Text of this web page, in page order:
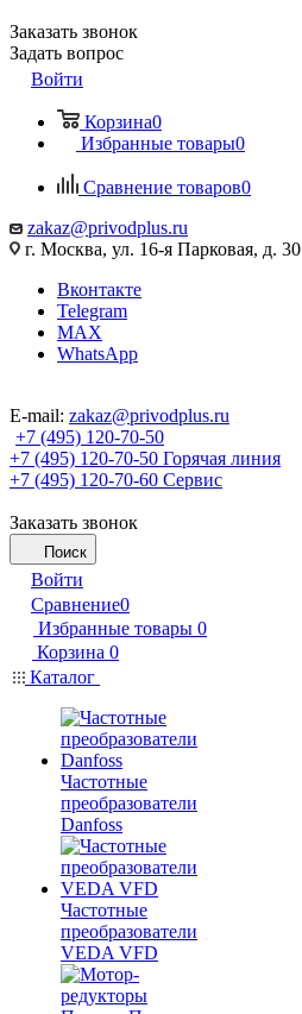
Заказать звонок
Задать вопрос
Войти
Корзина0
Избранные товары0
Сравнение товаров0
zakaz@privodplus.ru
г. Москва, ул. 16-я Парковая, д. 30
Вконтакте
Telegram
MAX
WhatsApp
E-mail: zakaz@privodplus.ru
+7 (495) 120-70-50
+7 (495) 120-70-50 Горячая линия
+7 (495) 120-70-60 Сервис
Заказать звонок
Поиск
Войти
Сравнение0
Избранные товары 0
Корзина 0
Каталог
Частотные
преобразователи
Danfoss
Частотные
преобразователи
VEDA VFD